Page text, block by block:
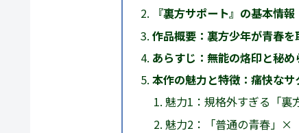
『裏方サポート』の基本情報
作品概要：裏方少年が青春
あらすじ：無能の烙印と秘め
本作の魅力と特徴：痛快な
魅力1：規格外すぎる「裏
魅力2：「普通の青春」×